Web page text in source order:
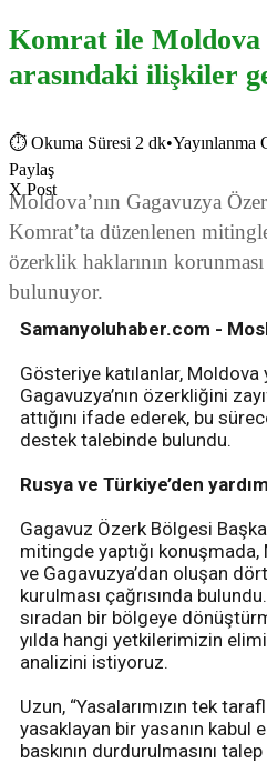
Komrat ile
arasındaki ilişkiler
⏱ Okuma Süresi 2 dk•Yayınlanma
Paylaş
X Post
Moldova’nın Gagavuzya
Komrat’ta düzenlenen
özerklik haklarının
bulunuyor.
Samanyoluhaber.com -
Gösteriye katılanlar,
Gagavuzya’nın özerkliğini
attığını ifade ederek, bu
destek talebinde bulundu.
Rusya ve Türkiye’den
Gagavuz Özerk Bölgesi
mitingde yaptığı
ve Gagavuzya’dan oluşan
kurulması çağrısında
sıradan bir bölgeye
yılda hangi yetkilerimizin
analizini istiyoruz.
Uzun, “Yasalarımızın tek
yasaklayan bir yasanın kabul
baskının durdurulmasını